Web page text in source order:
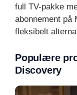
full TV-pakke
abonnement
fleksibelt
Populære
Discovery